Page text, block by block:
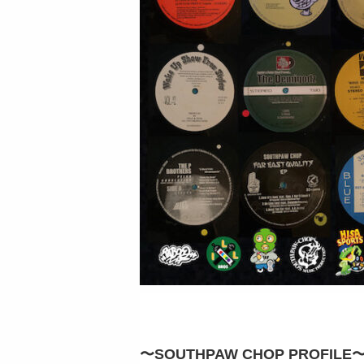
〜SOUTHPAW CHOP PROFILE